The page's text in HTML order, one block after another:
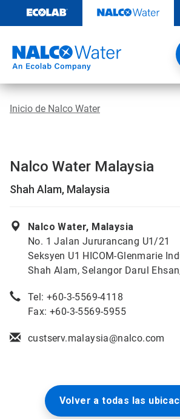
contenido
Inicio de Nalco Water
Nalco Water Malaysia
Shah Alam, Malaysia
Nalco Water, Malaysia
No. 1 Jalan Jururancang U1/21
Seksyen U1 HICOM-Glenmarie
Shah Alam, Selangor Darul
Tel: +60-3-5569-4118
Fax: +60-3-5569-5955
custserv.malaysia@nalco.com
Volver a todas las